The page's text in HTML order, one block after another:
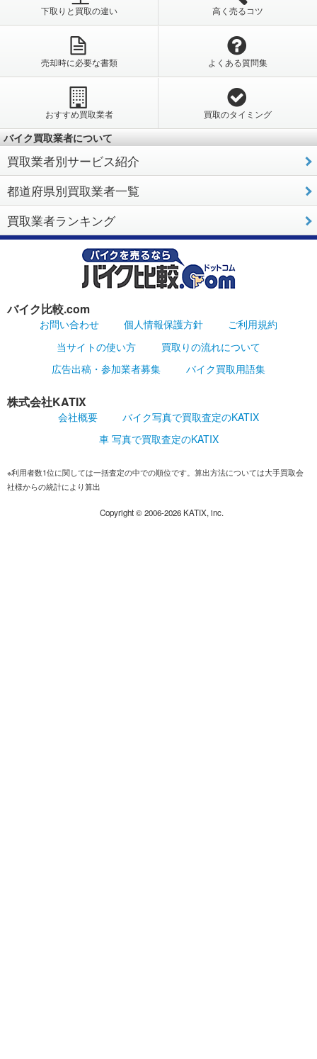
下取りと買取の違い 高く売るコツ
売却時に必要な書類 よくある質問集
おすすめ買取業者 買取のタイミング
バイク買取業者について
買取業者別サービス紹介
都道府県別買取業者一覧
買取業者ランキング
バイク比較.com
お問い合わせ 個人情報保護方針
ご利用規約
当サイトの使い方
買取りの流れについて
広告出稿・参加業者募集
バイク買取用語集
株式会社KATIX
会社概要
バイク写真で買取査定のKATIX
車 写真で買取査定のKATIX
※利用者数1位に関しては一括査定の中での順位です。算出方法については大手買取会
社様からの統計により算出
Copyright ©2006-2026KATIX, inc.